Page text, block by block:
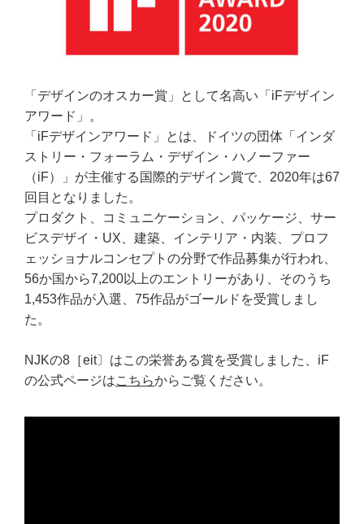
「デザインのオスカー賞」として名高い「iFデザイン
アワード」。
「iFデザインアワード」とは、ドイツの団体「インダ
ストリー・フォーラム・デザイン・ハノーファー
（iF）」が主催する国際的デザイン賞で、2020年は67
回目となりました。
プロダクト、コミュニケーション、パッケージ、サー
ビスデザイ・UX、建築、インテリア・内装、プロフ
ェッショナルコンセプトの分野で作品募集が行われ、
56か国から7,200以上のエントリーがあり、そのうち
1,453作品が入選、75作品がゴールドを受賞しまし
た。
NJKの8［eit〕はこの栄誉ある賞を受賞しました、iF
の公式ページはこちらからご覧ください。